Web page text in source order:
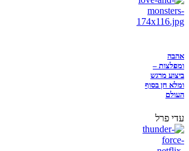
אהבה
ומפלצות –
ביצוע מרגש
ומלא חן בסוף
העולם
עדי פרל